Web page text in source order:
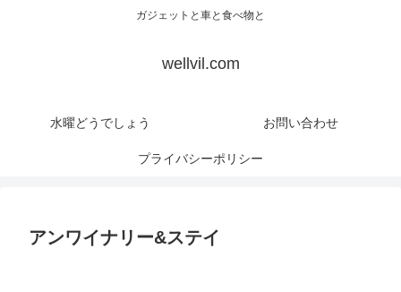
ガジェットと車と食べ物と
wellvil.com
水曜どうでしょう お問い合わせ
プライバシーポリシー
アンワイナリー&ステイ